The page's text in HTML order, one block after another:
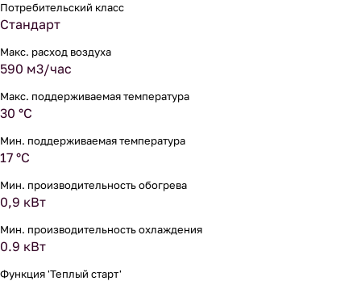
Потребительский класс
Стандарт
Макс. расход воздуха
590 м3/час
Макс. поддерживаемая температура
30 °С
Мин. поддерживаемая температура
17 °С
Мин. производительность обогрева
0,9 кВт
Мин. производительность охлаждения
0.9 кВт
Функция 'Теплый старт'